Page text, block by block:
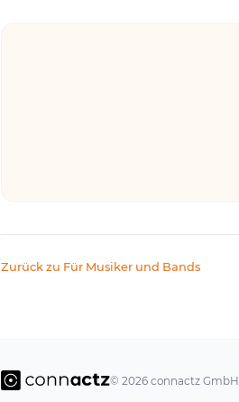
Zurück zu Für Musiker und Bands
© 2026 connactz GmbH